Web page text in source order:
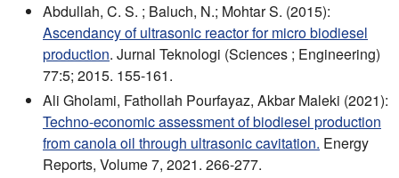
Abdullah, C. S. ; Baluch, N.; Mohtar S. (2015):
Ascendancy of ultrasonic reactor for micro biodiesel
production. Jurnal Teknologi (Sciences ; Engineering)
77:5; 2015. 155-161.
Ali Gholami, Fathollah Pourfayaz, Akbar Maleki (2021):
Techno-economic assessment of biodiesel production
from canola oil through ultrasonic cavitation. Energy
Reports, Volume 7, 2021. 266-277.